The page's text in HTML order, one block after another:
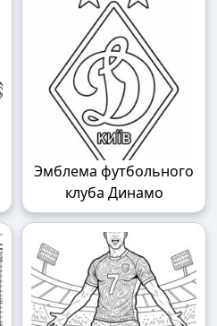
Эмблема футбольного
клуба Динамо